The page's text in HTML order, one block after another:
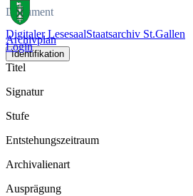
Digitaler LesesaalStaatsarchiv St.Gallen
Login
Dokument
Archivplan
Identifikation
Titel
Signatur
Stufe
Entstehungszeitraum
Archivalienart
Ausprägung